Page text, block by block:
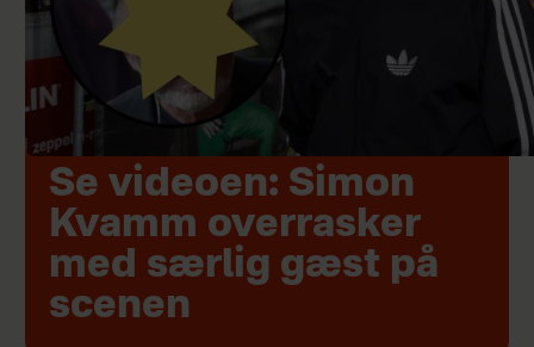
Se videoen: Simon
Kvamm overrasker
med særlig gæst på
scenen